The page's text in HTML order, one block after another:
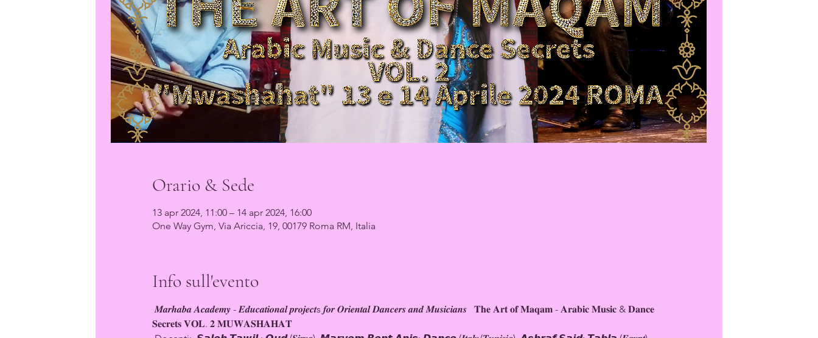
Orario & Sede
13 apr 2024, 11:00 – 14 apr 2024, 16:00
One Way Gym, Via Ariccia, 19, 00179 Roma RM, Italia
Info sull'evento
𝑴𝒂𝒓𝒉𝒂𝒃𝒂 𝑨𝒄𝒂𝒅𝒆𝒎𝒚 - 𝑬𝒅𝒖𝒄𝒂𝒕𝒊𝒐𝒏𝒂𝒍 𝒑𝒓𝒐𝒋𝒆𝒄𝒕s 𝒇𝒐𝒓 𝑶𝒓𝒊𝒆𝒏𝒕𝒂𝒍 𝑫𝒂𝒏𝒄𝒆𝒓𝒔 𝒂𝒏𝒅 𝑴𝒖𝒔𝒊𝒄𝒊𝒂𝒏𝒔   𝐓𝐡𝐞 𝐀𝐫𝐭 𝐨𝐟 𝐌𝐚𝐪𝐚𝐦 - 𝐀𝐫𝐚𝐛𝐢𝐜 𝐌𝐮𝐬𝐢𝐜 & 𝐃𝐚𝐧𝐜𝐞
𝐒𝐞𝐜𝐫𝐞𝐭𝐬 𝐕𝐎𝐋. 𝟐 𝐌𝐔𝐖𝐀𝐒𝐇𝐀𝐇𝐀𝐓